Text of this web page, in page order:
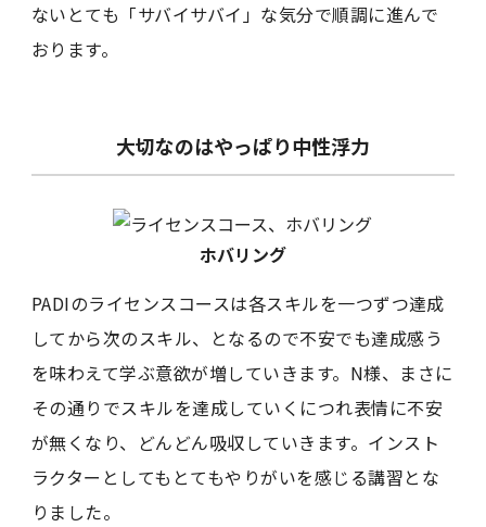
ないとても「サバイサバイ」な気分で順調に進んで
おります。
大切なのはやっぱり中性浮力
ホバリング
PADIのライセンスコースは各スキルを一つずつ達成
してから次のスキル、となるので不安でも達成感う
を味わえて学ぶ意欲が増していきます。N様、まさに
その通りでスキルを達成していくにつれ表情に不安
が無くなり、どんどん吸収していきます。インスト
ラクターとしてもとてもやりがいを感じる講習とな
りました。